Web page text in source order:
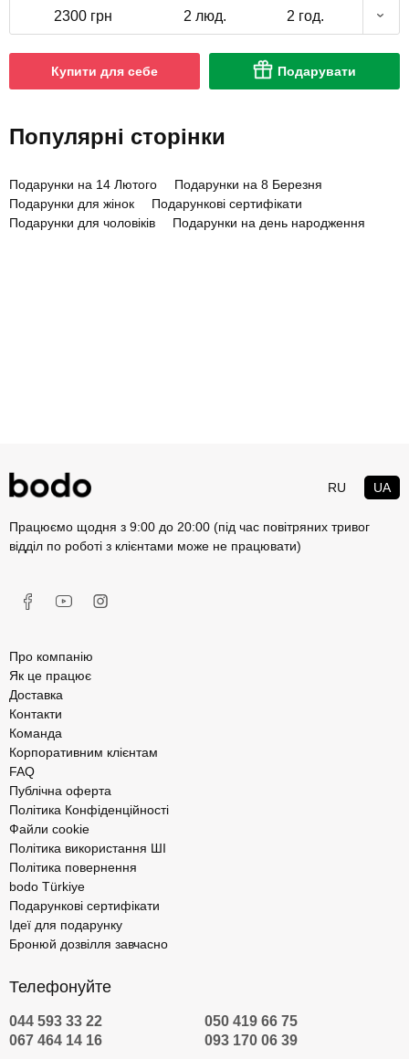
2300 грн 2 люд. 2 год.
Купити для себе Подарувати
Популярні сторінки
Подарунки на 14 Лютого
Подарунки на 8 Березня
Подарунки для жінок
Подарункові сертифікати
Подарунки для чоловіків
Подарунки на день народження
RU UA
Працюємо щодня з 9:00 до 20:00 (під час повітряних тривог
відділ по роботі з клієнтами може не працювати)
Про компанію
Як це працює
Доставка
Контакти
Команда
Корпоративним клієнтам
FAQ
Публічна оферта
Політика Конфіденційності
Файли cookie
Політика використання ШІ
Політика повернення
bodo Türkiye
Подарункові сертифікати
Ідеї для подарунку
Бронюй дозвілля завчасно
Телефонуйте
044 593 33 22
050 419 66 75
067 464 14 16
093 170 06 39